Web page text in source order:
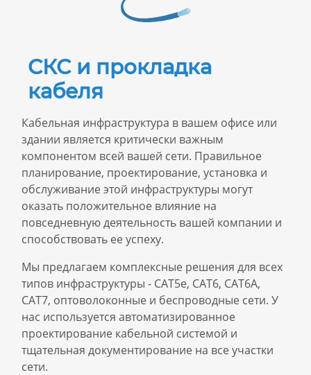
СКС и прокладка
кабеля
Кабельная инфраструктура в вашем офисе или
здании является критически важным
компонентом всей вашей сети. Правильное
планирование, проектирование, установка и
обслуживание этой инфраструктуры могут
оказать положительное влияние на
повседневную деятельность вашей компании и
способствовать ее успеху.
Мы предлагаем комплексные решения для всех
типов инфраструктуры - CAT5e, CAT6, CAT6A,
CAT7, оптоволоконные и беспроводные сети. У
нас используется автоматизированное
проектирование кабельной системой и
тщательная документирование на все участки
сети.